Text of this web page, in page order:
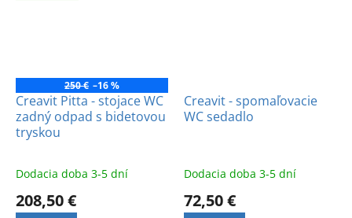
250 € –16 %
Creavit Pitta - stojace WC
zadný odpad s bidetovou
tryskou
Dodacia doba 3-5 dní
208,50 €
Creavit - spomaľovacie
WC sedadlo
Dodacia doba 3-5 dní
72,50 €